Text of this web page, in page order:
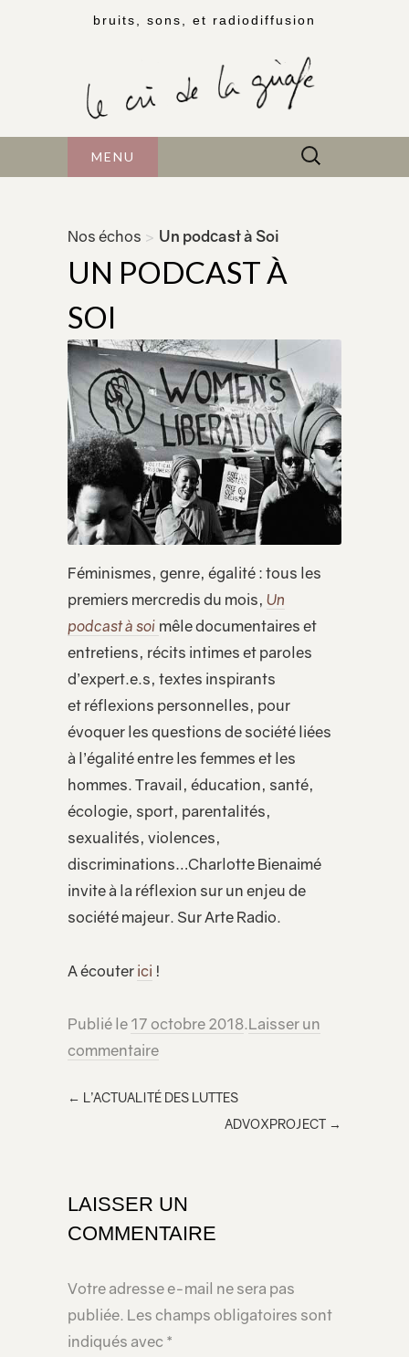
bruits, sons, et radiodiffusion
MENU Rechercher :
Nos échos > Un podcast à Soi
UN PODCAST À
SOI
Féminismes, genre, égalité : tous les
premiers mercredis du mois, Un
podcast à soi mêle documentaires et
entretiens, récits intimes et paroles
d’expert.e.s, textes inspirants
et réflexions personnelles, pour
évoquer les questions de société liées
à l’égalité entre les femmes et les
hommes. Travail, éducation, santé,
écologie, sport, parentalités,
sexualités, violences,
discriminations…Charlotte Bienaimé
invite à la réflexion sur un enjeu de
société majeur. Sur Arte Radio.
A écouter ici !
Publié le 17 octobre 2018.Laisser un
commentaire
← L’ACTUALITÉ DES LUTTES
ADVOXPROJECT →
LAISSER UN
COMMENTAIRE
Votre adresse e-mail ne sera pas
publiée. Les champs obligatoires sont
indiqués avec *